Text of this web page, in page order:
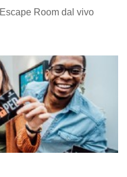
Escape Room dal vivo